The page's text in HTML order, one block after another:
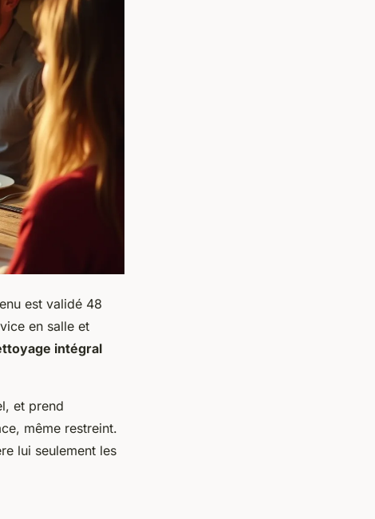
est validé 48
en salle et
intégral
et prend
même restreint.
lui seulement les